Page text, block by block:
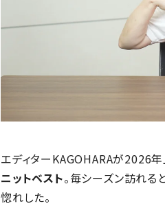
エディターKAGOHARAが2026
ニットベスト。毎シーズン訪れる
惚れした。